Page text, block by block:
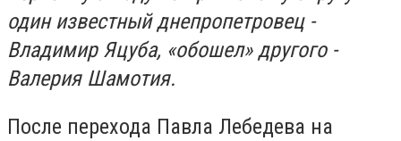
один известный днепропетровец -
Владимир Яцуба, «обошел» другого -
Валерия Шамотия.
После перехода Павла Лебедева на